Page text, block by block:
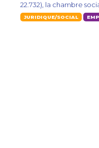
22.732), la chambre
JURIDIQUE/SOCIAL